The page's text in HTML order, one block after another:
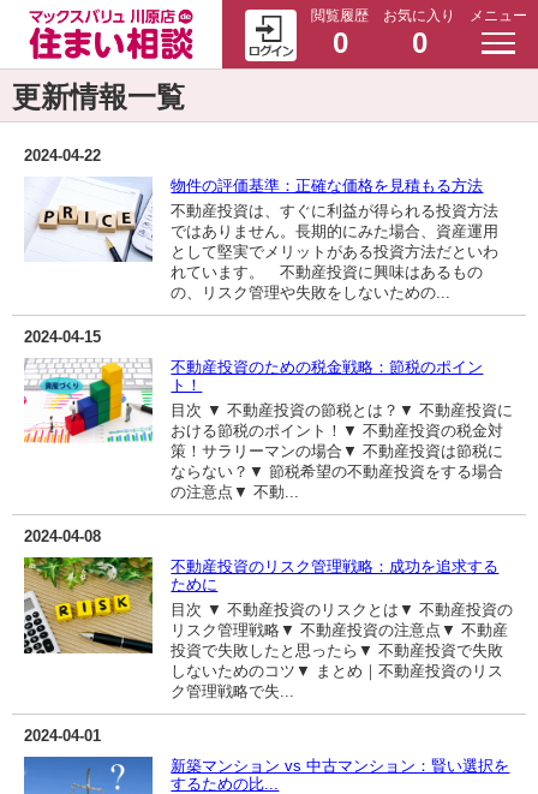
閲覧履歴
0
お気に入り
0
メニュー
更新情報一覧
2024-04-22
物件の評価基準：正確な価格を見積もる方法
不動産投資は、すぐに利益が得られる投資方法
ではありません。長期的にみた場合、資産運用
として堅実でメリットがある投資方法だといわ
れています。 不動産投資に興味はあるもの
の、リスク管理や失敗をしないための...
2024-04-15
不動産投資のための税金戦略：節税のポイン
ト！
目次 ▼ 不動産投資の節税とは？▼ 不動産投資に
おける節税のポイント！▼ 不動産投資の税金対
策！サラリーマンの場合▼ 不動産投資は節税に
ならない？▼ 節税希望の不動産投資をする場合
の注意点▼ 不動...
2024-04-08
不動産投資のリスク管理戦略：成功を追求する
ために
目次 ▼ 不動産投資のリスクとは▼ 不動産投資の
リスク管理戦略▼ 不動産投資の注意点▼ 不動産
投資で失敗したと思ったら▼ 不動産投資で失敗
しないためのコツ▼ まとめ｜不動産投資のリス
ク管理戦略で失...
2024-04-01
新築マンション vs 中古マンション：賢い選択を
するための比...